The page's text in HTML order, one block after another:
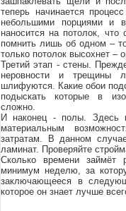
теперь начинается
небольшими порциями и
наносится на потолок,
помнить лишь об одном –
только потолок высохнет –
Третий этап - стены.
неровности и трещины
шлифуются. Какие обои
подыскать которые в
сложно.
И наконец - полы. Здесь
материальным
затратам. В данном
ламинат. Проверяйте
Сколько времени займёт
минимум неделю, за
заключающееся в
которое он знает лучше